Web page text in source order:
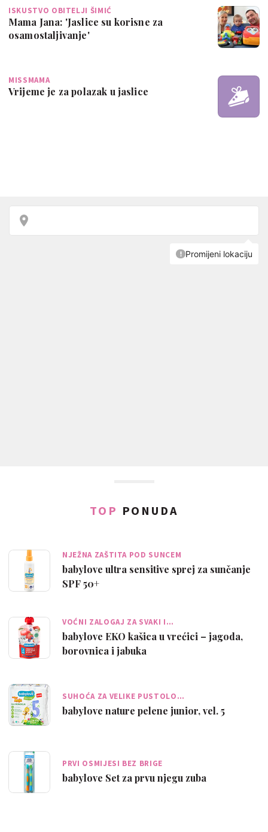
ISKUSTVO OBITELJI ŠIMIĆ
Mama Jana: 'Jaslice su korisne za
osamostaljivanje'
MISSMAMA
Vrijeme je za polazak u jaslice
TOP PONUDA
NJEŽNA ZAŠTITA POD SUNCEM
babylove ultra sensitive sprej za sunčanje
SPF 50+
VOĆNI ZALOGAJ ZA SVAKI I…
babylove EKO kašica u vrećici – jagoda,
borovnica i jabuka
SUHOĆA ZA VELIKE PUSTOLO…
babylove nature pelene junior, vel. 5
PRVI OSMIJESI BEZ BRIGE
babylove Set za prvu njegu zuba